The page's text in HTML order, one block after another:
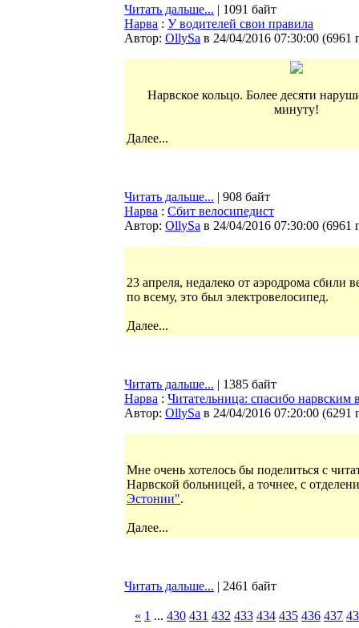
Читать дальше... | 1091 байт
Нарва : У водителей свои правила
Автор: OllySa в 24/04/2016 07:30:00 (6961
Нарвское кольцо. Более десяти
минуту!
Далее...
Читать дальше... | 908 байт
Нарва : Сбит велосипедист
Автор: OllySa в 24/04/2016 07:30:00 (6961
23 апреля, недалеко от аэродрома сбили
по всему, это был электровелосипед.
Далее...
Читать дальше... | 1385 байт
Нарва : Читательница: спасибо нарвским
Автор: OllySa в 24/04/2016 07:20:00 (6291
Мне очень хотелось бы поделиться с
Нарвской больницей, а точнее, с
Эстонии".
Далее...
Читать дальше... | 2461 байт
« 1 ... 430 431 432 433 434 435 436 437